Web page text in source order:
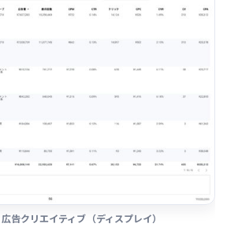
告クリエイティブ（ディスプレイ）